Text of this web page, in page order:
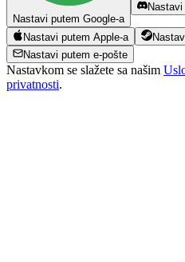
Nastavi putem Google-a
Nastavi putem Apple-a
Nastavi putem e-pošte
Nastavkom se slažete sa našim
privatnosti.